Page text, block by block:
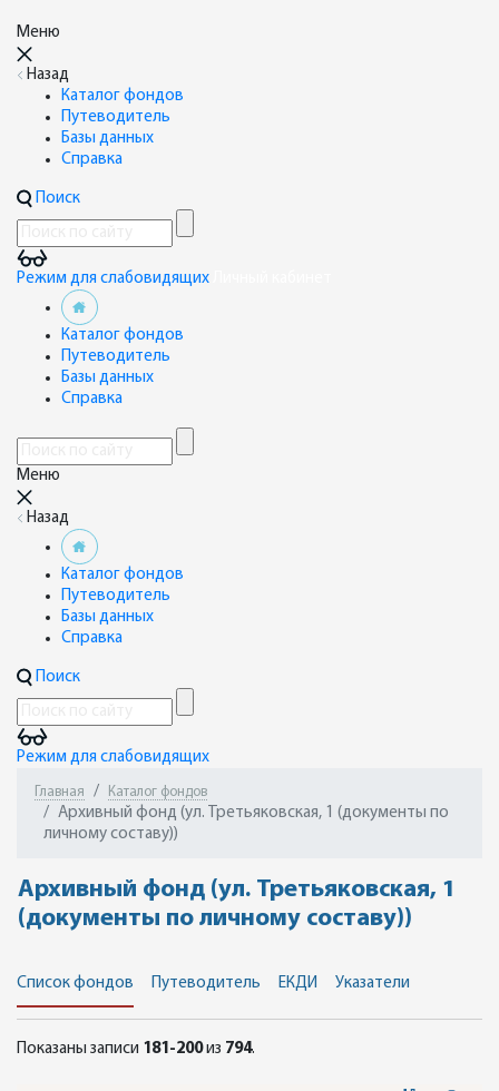
Меню
Назад
Каталог фондов
Путеводитель
Базы данных
Справка
Поиск
Режим для слабовидящих
Каталог фондов
Путеводитель
Базы данных
Справка
Меню
Назад
Каталог фондов
Путеводитель
Базы данных
Справка
Поиск
Режим для слабовидящих
Главная Каталог фондов
Архивный фонд (ул. Третьяковская, 1 (документы по
личному составу))
Архивный фонд (ул. Третьяковская, 1
(документы по личному составу))
Список фондов Путеводитель ЕКДИ Указатели
Показаны записи 181-200из 794.